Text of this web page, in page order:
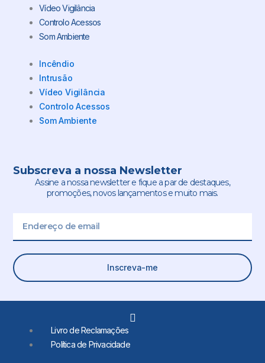
Vídeo Vigilância
Controlo Acessos
Som Ambiente
Incêndio
Intrusão
Vídeo Vigilância
Controlo Acessos
Som Ambiente
Subscreva a nossa Newsletter
Assine a nossa newsletter e fique a par de destaques,
promoções, novos lançamentos e muito mais.
Inscreva-me
Livro de Reclamações
Política de Privacidade
L